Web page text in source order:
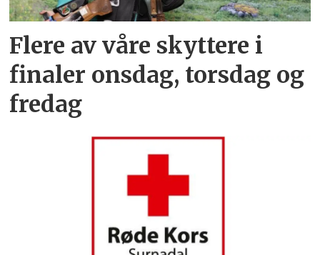
Flere av våre skyttere i
finaler onsdag, torsdag og
fredag